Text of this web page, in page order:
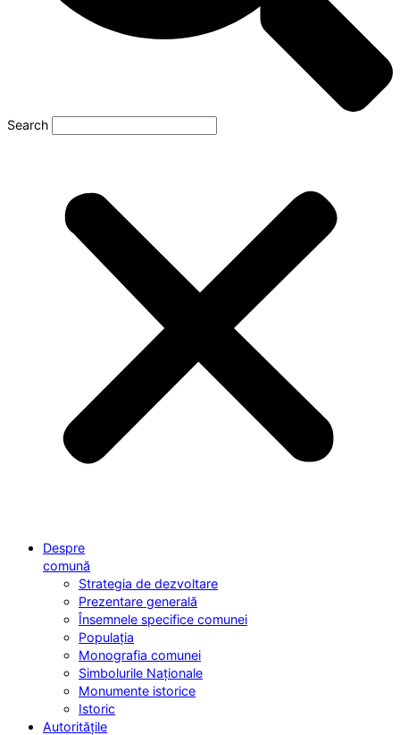
Search
Despre
comună
Strategia de dezvoltare
Prezentare generală
Însemnele specifice comunei
Populația
Monografia comunei
Simbolurile Naționale
Monumente istorice
Istoric
Autoritățile